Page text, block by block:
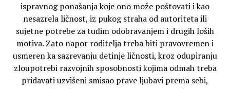
ispravnog ponašanja koje ono može poštovati i kao
nesazrela ličnost, iz pukog straha od autoriteta ili
sujetne potrebe za tuđim odobravanjem i drugih loših
motiva. Zato napor roditelja treba biti pravovremen i
usmeren ka sazrevanju detinje ličnosti, kroz odupiranju
zloupotrebi razvojnih sposobnosti kojima odmah treba
pridavati uzvišeni smisao prave ljubavi prema sebi,